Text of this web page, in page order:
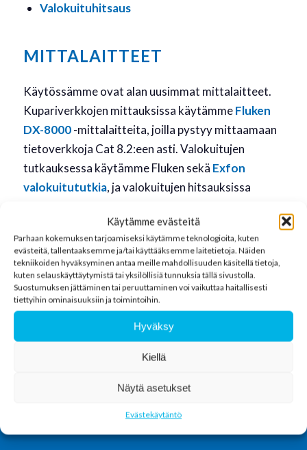
Käytämme evästeitä
Parhaan kokemuksen tarjoamiseksi käytämme teknologioita, kuten
evästeitä, tallentaaksemme ja/tai käyttääksemme laitetietoja. Näiden
tekniikoiden hyväksyminen antaa meille mahdollisuuden käsitellä tietoja,
kuten selauskäyttäytymistä tai yksilöllisiä tunnuksia tällä sivustolla.
Suostumuksen jättäminen tai peruuttaminen voi vaikuttaa haitallisesti
tiettyihin ominaisuuksiin ja toimintoihin.
Hyväksy
Kiellä
Näytä asetukset
Evästekäytäntö
Valokuituhitsaus
MITTALAITTEET
Käytössämme ovat alan uusimmat mittalaitteet.
Kupariverkkojen mittauksissa käytämmeFluken
DX-8000-mittalaitteita, joilla pystyy mittaamaan
tietoverkkoja Cat 8.2:een asti. Valokuitujen
tutkauksessa käytämme Fluken sekä Exfon
valokuitututkia, ja valokuitujen hitsauksissa
Asentamillemme verkoille on mahdollista hakea
kaapelointijärjestelmän valmistajalta jopa 25
vuoden järjestelmätakuu. Tämä koskee lähes
kaikkia markkinoilla olevia kaapelointijärjestelmiä,
mm. Eurolan, Excel, Schneider, Gigamedia, Brand-